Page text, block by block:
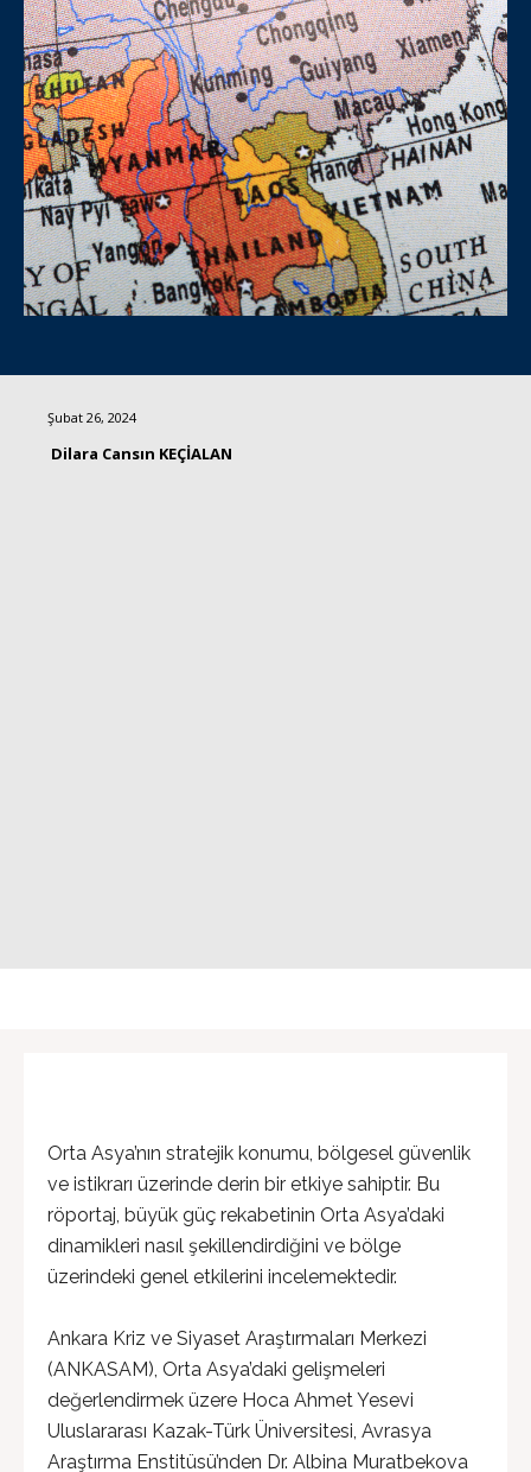
Şubat 26, 2024
Dilara Cansın KEÇİALAN
Orta Asya’nın stratejik konumu, bölgesel güvenlik
ve istikrarı üzerinde derin bir etkiye sahiptir. Bu
röportaj, büyük güç rekabetinin Orta Asya’daki
dinamikleri nasıl şekillendirdiğini ve bölge
üzerindeki genel etkilerini incelemektedir.
Ankara Kriz ve Siyaset Araştırmaları Merkezi
(ANKASAM), Orta Asya’daki gelişmeleri
değerlendirmek üzere Hoca Ahmet Yesevi
Uluslararası Kazak-Türk Üniversitesi, Avrasya
Araştırma Enstitüsü’nden Dr. Albina Muratbekova